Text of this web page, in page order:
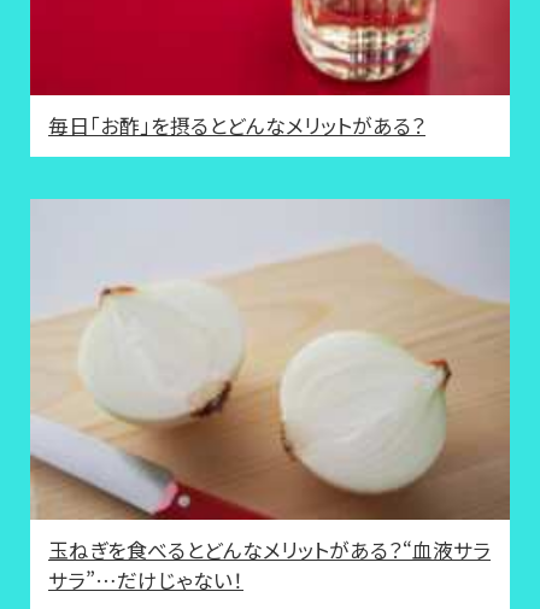
毎日「お酢」を摂るとどんなメリットがある？
玉ねぎを食べるとどんなメリットがある？“血液サラ
サラ”…だけじゃない！